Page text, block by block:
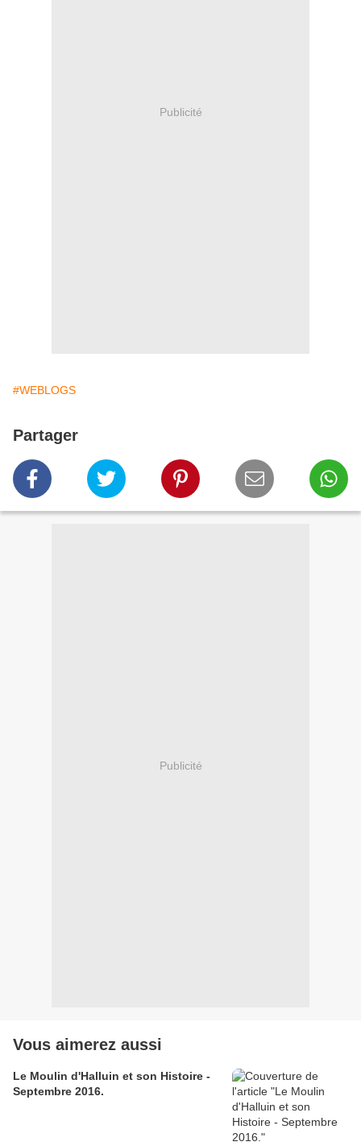
Publicité
#WEBLOGS
Partager
Publicité
Vous aimerez aussi
Le Moulin d'Halluin et son Histoire -
Septembre 2016.